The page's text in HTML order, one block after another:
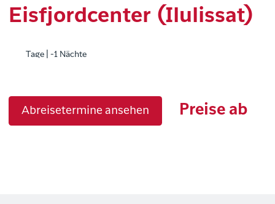
Eisfjordcenter (Ilulissat)
Tage | -1 Nächte
Abreisetermine ansehen Preise ab